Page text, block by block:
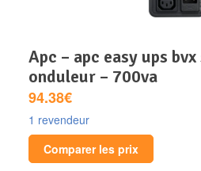
apc – apc easy ups bvx series bvx700li –
onduleur – 700va
94.38€
1 revendeur
Comparer les prix